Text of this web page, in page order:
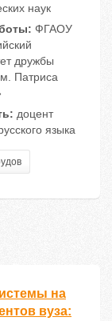
наук
ФГАОУ
дружбы
Патриса
доцент
языка
на
вуза: